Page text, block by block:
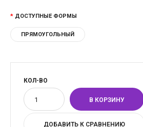
ДОСТУПНЫЕ ФОРМЫ
ПРЯМОУГОЛЬНЫЙ
КОЛ-ВО
ДОБАВИТЬ К СРАВНЕНИЮ